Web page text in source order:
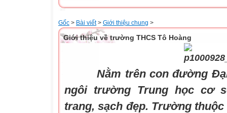
Gốc > Bài viết> Giới thiệu chung >
Giới thiệu về trường THCS Tô Hoàng
Nằm trên con đường
ngôi trường Trung học cơ
trang, sạch đẹp. Trường